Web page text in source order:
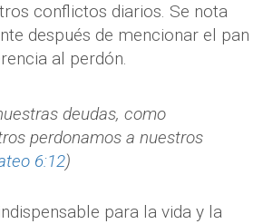
conflictos diarios. Se nota
después de mencionar el pan
al perdón.
deudas, como
perdonamos a nuestros
6:12)
para la vida y la